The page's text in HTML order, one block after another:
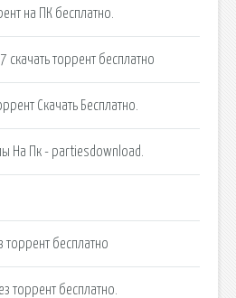
на ПК бесплатно.
торрент бесплатно
Скачать Бесплатно.
На Пк - partiesdownload.
торрент бесплатно
торрент бесплатно.